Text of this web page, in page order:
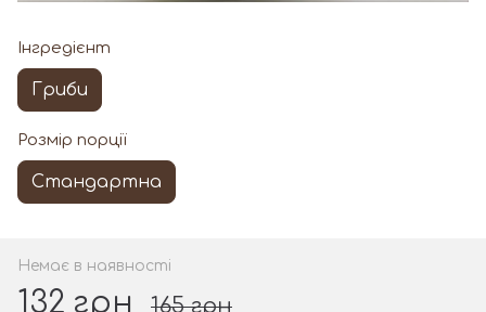
Інгредієнт
Гриби
Розмір порції
Стандартна
Немає в наявності
132 грн 165 грн